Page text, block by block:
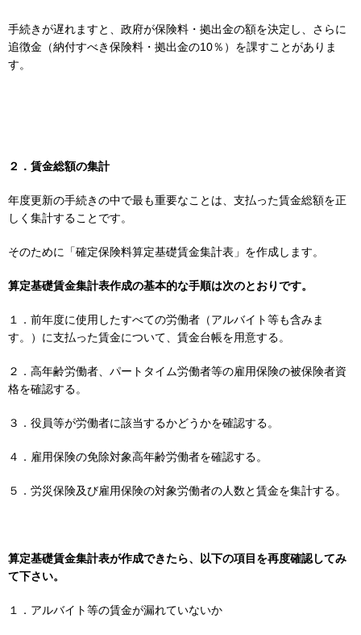
手続きが遅れますと、政府が保険料・拠出金の額を決定し、さらに
追徴金（納付すべき保険料・拠出金の10％）を課すことがありま
す。
２．賃金総額の集計
年度更新の手続きの中で最も重要なことは、支払った賃金総額を正
しく集計することです。
そのために「確定保険料算定基礎賃金集計表」を作成します。
算定基礎賃金集計表作成の基本的な手順は次のとおりです。
１．前年度に使用したすべての労働者（アルバイト等も含みま
す。）に支払った賃金について、賃金台帳を用意する。
２．高年齢労働者、パートタイム労働者等の雇用保険の被保険者資
格を確認する。
３．役員等が労働者に該当するかどうかを確認する。
４．雇用保険の免除対象高年齢労働者を確認する。
５．労災保険及び雇用保険の対象労働者の人数と賃金を集計する。
算定基礎賃金集計表が作成できたら、以下の項目を再度確認してみ
て下さい。
１．アルバイト等の賃金が漏れていないか